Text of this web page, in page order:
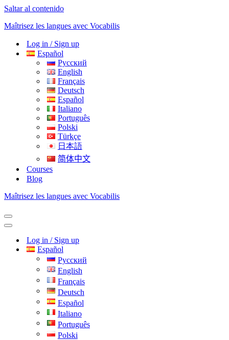
Saltar al contenido
Maîtrisez les langues avec Vocabilis
Log in / Sign up
Español
Русский
English
Français
Deutsch
Español
Italiano
Português
Polski
Türkçe
日本語
简体中文
Courses
Blog
Maîtrisez les langues avec Vocabilis
Menú
de
Menú
navegaciónLog in / Sign up
Español
Русский
English
Français
Deutsch
Español
Italiano
Português
Polski